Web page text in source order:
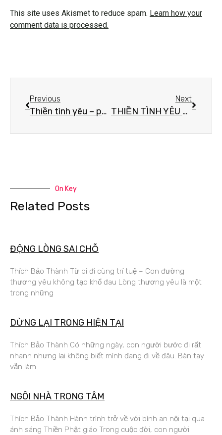
This site uses Akismet to reduce spam. Learn how your
comment data is processed.
Previous
Thiền tình yêu – phần 3
Next
THIỀN TÌNH YÊU – PHẦN 5
On Key
Related Posts
ĐỘNG LÒNG SAI CHỖ
Thích Bảo Thành Từ bi đi cùng trí tuệ – Con đường
thương yêu không tạo khổ đau Lòng thương yêu là một
trong những
DỪNG LẠI TRONG HIỆN TẠI
Thích Bảo Thành Có những ngày, con người bước đi rất
nhanh nhưng lại không biết mình đang đi về đâu. Bàn tay
vẫn làm
NGÔI NHÀ TRONG TÂM
Thích Bảo Thành Hành trình trở về với bình an nội tại qua
ánh sáng Thiền Phật giáo Trong cuộc đời, con người